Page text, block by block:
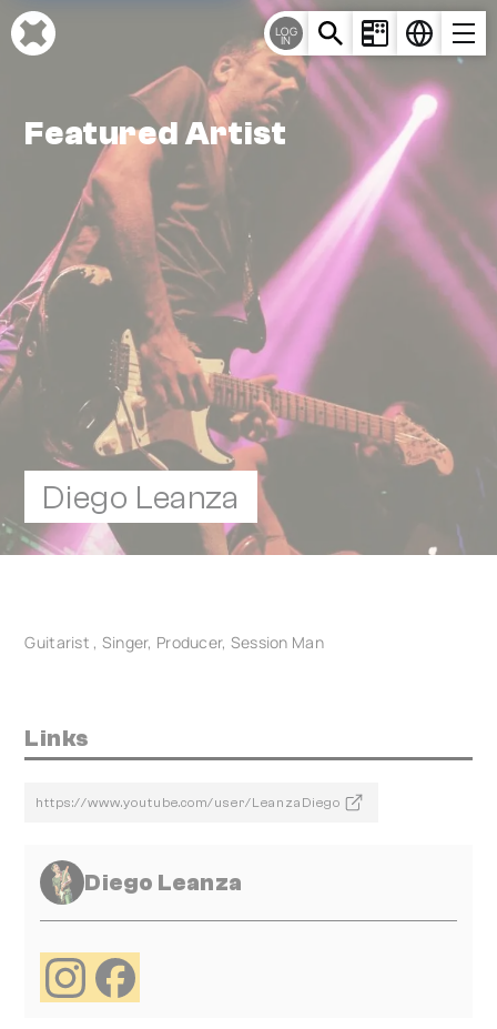
Cookie-Einstellungen
LOG
IN
Featured Artist
Diego Leanza
Guitarist , Singer, Producer, Session Man
Links
https://www.youtube.com/user/LeanzaDiego
Diego Leanza